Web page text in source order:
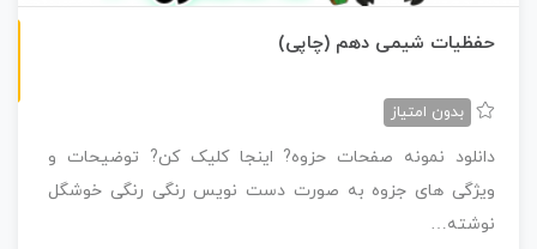
حفظیات شیمی دهم (چاپی)
بدون امتیاز
دانلود نمونه صفحات حزوه? اینجا کلیک کن? توضیحات و
ویژگی های جزوه به صورت دست نویس رنگی رنگی خوشگل
نوشته…